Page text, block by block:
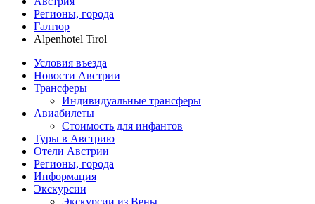
Регионы, города
Галтюр
Alpenhotel Tirol
Условия въезда
Новости Австрии
Трансферы
Индивидуальные трансферы
Авиабилеты
Стоимость для инфантов
Туры в Австрию
Отели Австрии
Регионы, города
Информация
Экскурсии
Экскурсии из Вены